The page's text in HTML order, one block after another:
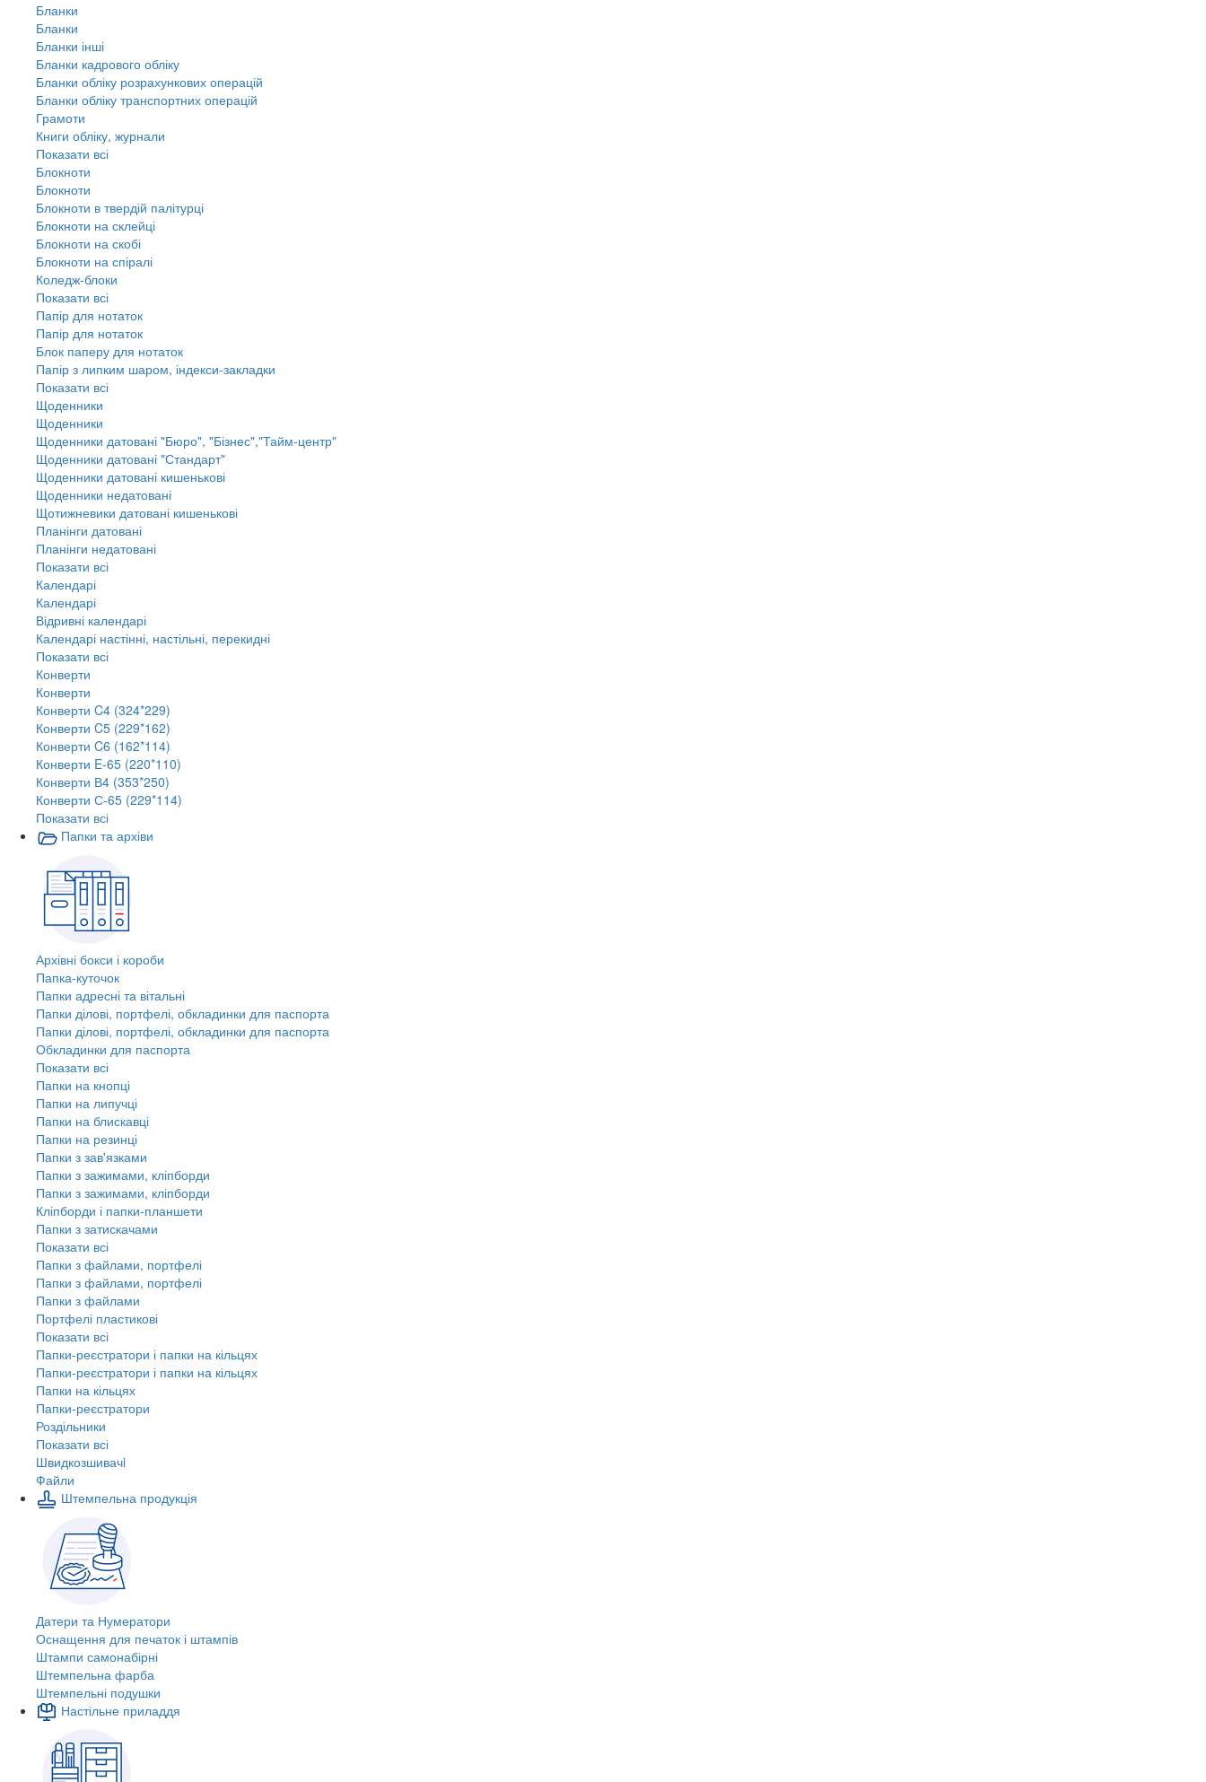
Бланки
Бланки
Бланки інші
Бланки кадрового обліку
Бланки обліку розрахункових операцій
Бланки обліку транспортних операцій
Грамоти
Книги обліку, журнали
Показати всі
Блокноти
Блокноти
Блокноти в твердій палітурці
Блокноти на склейці
Блокноти на скобі
Блокноти на спіралі
Коледж-блоки
Показати всі
Папір для нотаток
Папір для нотаток
Блок паперу для нотаток
Папір з липким шаром, індекси-закладки
Показати всі
Щоденники
Щоденники
Щоденники датовані "Бюро", "Бізнес","Тайм-центр"
Щоденники датовані "Стандарт"
Щоденники датовані кишенькові
Щоденники недатовані
Щотижневики датовані кишенькові
Планінги датовані
Планінги недатовані
Показати всі
Календарі
Календарі
Відривні календарі
Календарі настінні, настільні, перекидні
Показати всі
Конверти
Конверти
Конверти C4 (324*229)
Конверти C5 (229*162)
Конверти C6 (162*114)
Конверти E-65 (220*110)
Конверти В4 (353*250)
Конверти С-65 (229*114)
Показати всі
Папки та архіви
Архівні бокси і короби
Папка-куточок
Папки адресні та вітальні
Папки ділові, портфелі, обкладинки для паспорта
Папки ділові, портфелі, обкладинки для паспорта
Обкладинки для паспорта
Показати всі
Папки на кнопці
Папки на липучці
Папки на блискавці
Папки на резинці
Папки з зав'язками
Папки з зажимами, кліпборди
Папки з зажимами, кліпборди
Кліпборди і папки-планшети
Папки з затискачами
Показати всі
Папки з файлами, портфелі
Папки з файлами, портфелі
Папки з файлами
Портфелі пластикові
Показати всі
Папки-реєстратори і папки на кільцях
Папки-реєстратори і папки на кільцях
Папки на кільцях
Папки-реєстратори
Роздільники
Показати всі
Швидкозшивачi
Файли
Штемпельна продукція
Датери та Нумератори
Оснащення для печаток і штампів
Штампи самонабірні
Штемпельна фарба
Штемпельні подушки
Настільне приладдя